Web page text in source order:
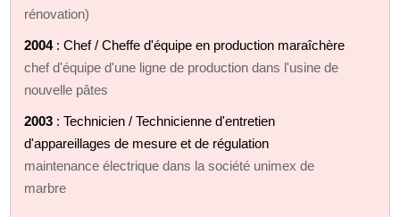
rénovation)
2004: Chef / Cheffe d'équipe en production maraîchère
chef d'équipe d'une ligne de production dans l'usine de
nouvelle pâtes
2003 : Technicien / Technicienne d'entretien
d'appareillages de mesure et de régulation
maintenance électrique dans la société unimex de
marbre